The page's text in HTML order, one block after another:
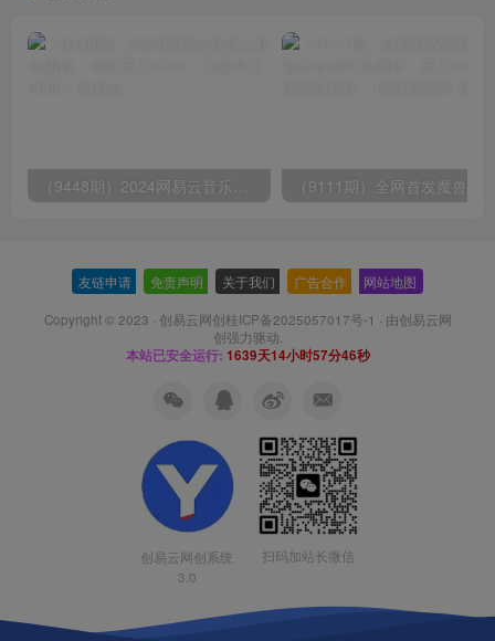
友链申请 免责声明 关于我们 广告合作 网站地图
Copyright © 2023 · 创易云网创桂ICP备2025057017号-1 · 由创易云网
创强力驱动.
本站已安全运行: 1639天14小时57分47秒
创易云网创系统
3.0
扫码加站长微信